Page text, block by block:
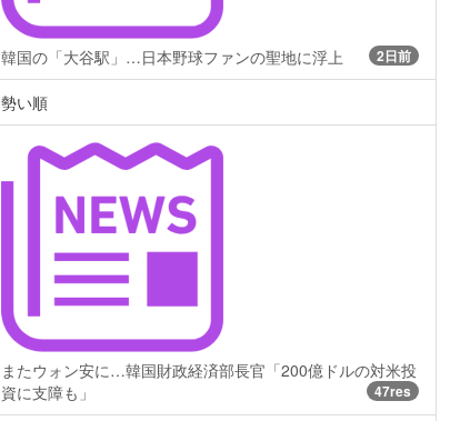
韓国の「大谷駅」…日本野球ファンの聖地に浮上 2日前
勢い順
またウォン安に…韓国財政経済部長官「200億ドルの対米投
資に支障も」
47res